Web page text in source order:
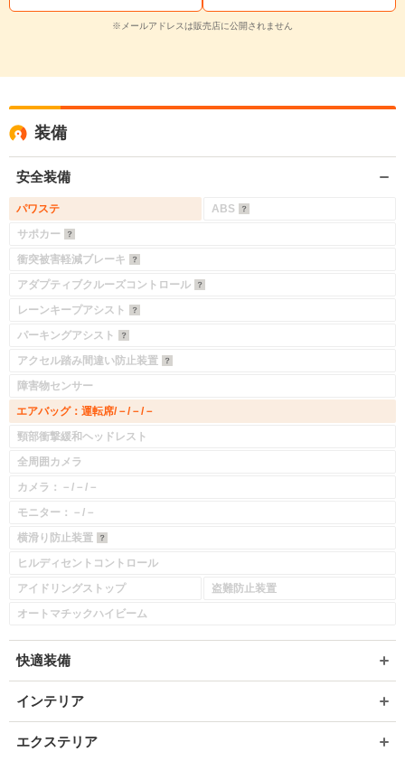
※メールアドレスは販売店に公開されません
装備
安全装備
パワステ
ABS
サポカー
衝突被害軽減ブレーキ
アダプティブクルーズコントロール
レーンキープアシスト
パーキングアシスト
アクセル踏み間違い防止装置
障害物センサー
エアバッグ：運転席/－/－/－
頸部衝撃緩和ヘッドレスト
全周囲カメラ
カメラ：－/－/－
モニター：－/－
横滑り防止装置
ヒルディセントコントロール
アイドリングストップ
盗難防止装置
オートマチックハイビーム
快適装備
インテリア
エクステリア